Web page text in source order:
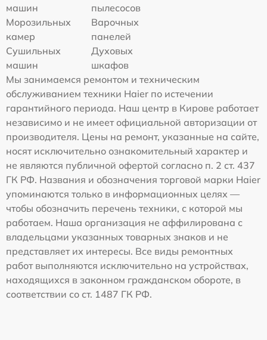
машин
пылесосов
Морозильных
камер
Варочных
панелей
Сушильных
машин
Духовых
шкафов
Мы занимаемся ремонтом и техническим
обслуживанием техники Haier по истечении
гарантийного периода. Наш центр в Кирове работает
независимо и не имеет официальной авторизации от
производителя. Цены на ремонт, указанные на сайте,
носят исключительно ознакомительный характер и
не являются публичной офертой согласно п. 2 ст. 437
ГК РФ. Названия и обозначения торговой марки Haier
упоминаются только в информационных целях —
чтобы обозначить перечень техники, с которой мы
работаем. Наша организация не аффилирована с
владельцами указанных товарных знаков и не
представляет их интересы. Все виды ремонтных
работ выполняются исключительно на устройствах,
находящихся в законном гражданском обороте, в
соответствии со ст. 1487 ГК РФ.